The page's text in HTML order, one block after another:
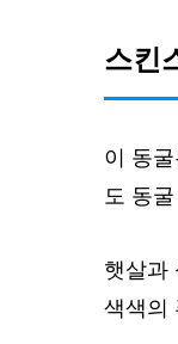
스킨
이 동
도 동
햇살과
색색의